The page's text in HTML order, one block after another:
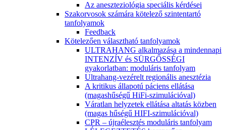
Az aneszteziológia speciális kérdései
Szakorvosok számára kötelező szintentartó
tanfolyamok
Feedback
Kötelezően választható tanfolyamok
ULTRAHANG alkalmazása a mindennapi
INTENZÍV és SÜRGŐSSÉGI
gyakorlatban: moduláris tanfolyam
Ultrahang-vezérelt regionális anesztézia
A kritikus állapotú páciens ellátása
(magashűségű HiFi-szimulációval)
Váratlan helyzetek ellátása altatás közben
(magas hűségű HIFI-szimulációval)
CPR – újraélesztés moduláris tanfolyam